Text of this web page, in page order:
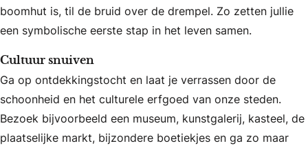
boomhut is, til de bruid over de drempel. Zo zetten jullie
een symbolische eerste stap in het leven samen.
Cultuur snuiven
Ga op ontdekkingstocht en laat je verrassen door de
schoonheid en het culturele erfgoed van onze steden.
Bezoek bijvoorbeeld een museum, kunstgalerij, kasteel, de
plaatselijke markt, bijzondere boetiekjes en ga zo maar